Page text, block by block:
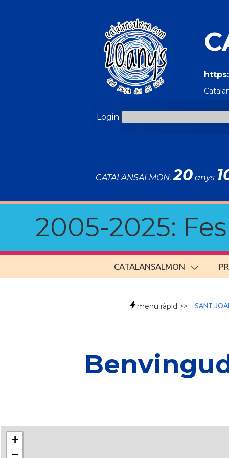
Login
CATALANSALMON:20anys
2005-2025:
CATALANSALMON
menu ràpid >> SANT
+
−